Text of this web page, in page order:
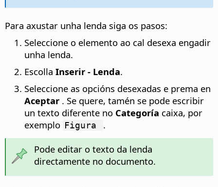
Para axustar unha lenda siga os pasos:
Seleccione o elemento ao cal desexa engadir
unha lenda.
Escolla Inserir - Lenda.
Seleccione as opcións desexadas e prema en
Aceptar . Se quere, tamén se pode escribir
un texto diferente no Categoría caixa, por
exemplo Figura
.
Pode editar o texto da lenda
directamente no documento.